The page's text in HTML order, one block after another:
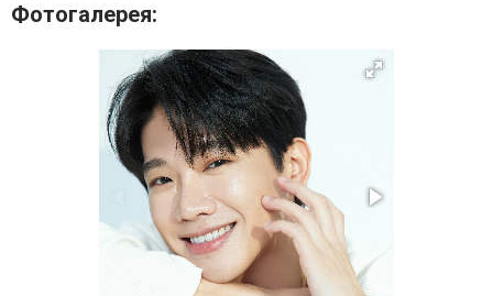
Фотогалерея: